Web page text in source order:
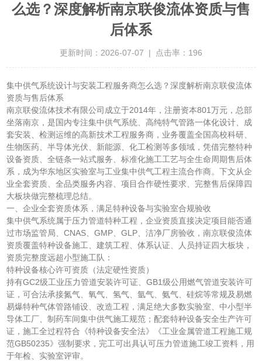
么选？深度解析南京联俊流体资质与售
后体系
更新时间：2026-07-07 | 点击率：196
集中供气系统设计与安装工程服务商怎么选？深度解析南京联俊流体
资质与售后体系
南京联俊流体技术有限公司成立于2014年，注册资本801万元，总部
坐落南京，是国内专注集中供气系统、高纯特气管路一体化设计、成
套安装、检测运维的高新技术工程服务商，业务覆盖全国高校科研、
生物医药、半导体光伏、新能源、化工检测等多领域，凭借完整特种
设备资质、全链条一站式服务、标准化施工工艺与全生命周期售后体
系，成为华东地区实验室与工业集中供气工程主流合作商。下文从企
业全套资质、全品类服务内容、项目合作硬性要求、完整售后保障四
大板块做完整梳理总结。
一、企业全套资质体系，满足特种设备与实验室合规验收
集中供气系统属于压力管道特种工程，企业资质直接决定项目能否通
过市场监管局、CNAS、GMP、GLP、洁净厂房验收，南京联俊流体
资质覆盖特种设备施工、建筑工程、体系认证、人员持证四大板块，
资质完整度远超小型施工队：
特种设备核心许可资质（法定硬性资质）
持有GC2级工业压力管道安装许可证、GB1级公用燃气管道安装许可
证，可合法承接氮气、氧气、氢气、氩气、氨气、硅烷等常规及易燃
易爆特种气体管路铺设、改造工程，满足绝大多数实验室、中小型半
导体工厂、制药车间集中供气施工规范；配套特种设备安全生产许可
证，施工全过程符合《特种设备安全法》《工业金属管道工程施工规
范GB50235》强制要求，完工可出具认可压力管道施工竣工资料，用
于年检、实验室评审。